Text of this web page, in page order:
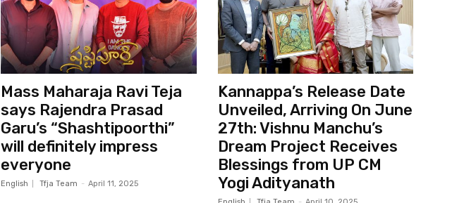
Mass Maharaja Ravi Teja
says Rajendra Prasad
Garu’s “Shashtipoorthi”
will definitely impress
everyone
English Tfja Team - April 11, 2025
Kannappa’s Release Date
Unveiled, Arriving On June
27th: Vishnu Manchu’s
Dream Project Receives
Blessings from UP CM
Yogi Adityanath